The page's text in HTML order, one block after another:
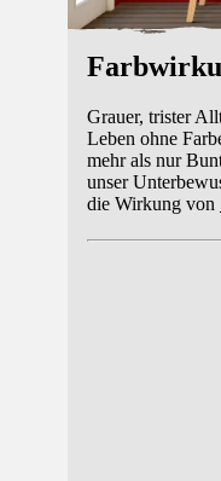
Grauer, trister
Leben ohne
mehr als nur
unser
die Wirkung von